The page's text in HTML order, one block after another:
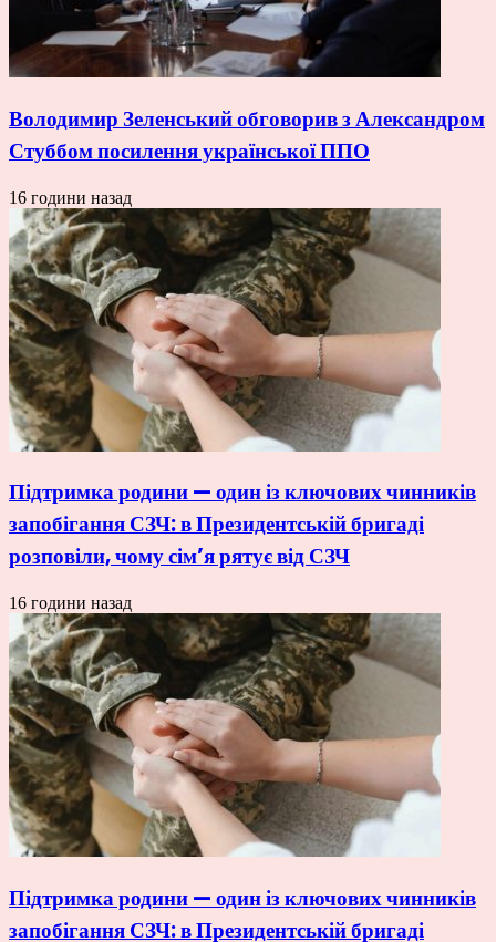
Володимир Зеленський обговорив з Александром
Стуббом посилення української ППО
16 години назад
Підтримка родини — один із ключових чинників
запобігання СЗЧ: в Президентській бригаді
розповіли, чому сім’я рятує від СЗЧ
16 години назад
Підтримка родини — один із ключових чинників
запобігання СЗЧ: в Президентській бригаді